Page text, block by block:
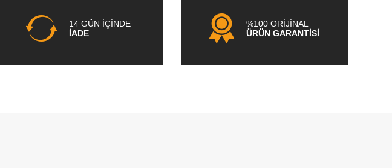
14 GÜN İÇİNDE
İADE
%100 ORİJİNAL
ÜRÜN GARANTİSİ